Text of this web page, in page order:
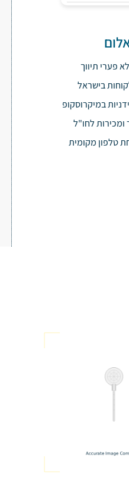
פערי תיווך
בישראל
במיקרוסקופ
טלפון מקומית